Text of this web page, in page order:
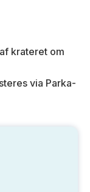
krateret om
via Parka-